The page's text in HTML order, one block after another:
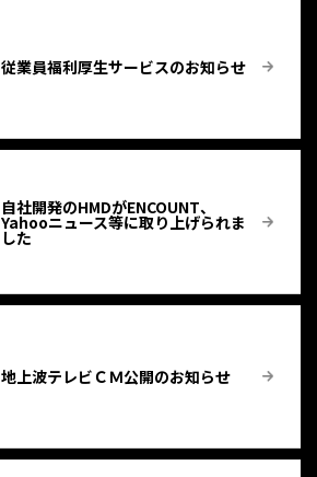
従業員福利厚生サービスのお知らせ
自社開発のHMDがENCOUNT、
Yahooニュース等に取り上げられま
した
地上波テレビＣＭ公開のお知らせ